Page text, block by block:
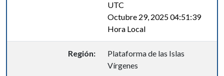
UTC
Octubre 29, 2025 04:51:39
Hora Local
Región:
Plataforma de las Islas
Vírgenes